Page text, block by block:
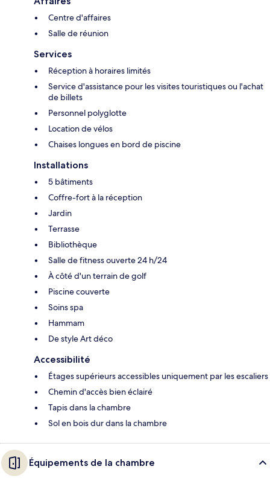
Centre d'affaires
Salle de réunion
Services
Réception à horaires limités
Service d'assistance pour les visites touristiques ou l'achat
de billets
Personnel polyglotte
Location de vélos
Chaises longues en bord de piscine
Installations
5 bâtiments
Coffre-fort à la réception
Jardin
Terrasse
Bibliothèque
Salle de fitness ouverte 24 h/24
À côté d'un terrain de golf
Piscine couverte
Soins spa
Hammam
De style Art déco
Accessibilité
Étages supérieurs accessibles uniquement par les escaliers
Chemin d'accès bien éclairé
Tapis dans la chambre
Sol en bois dur dans la chambre
Équipements de la chambre